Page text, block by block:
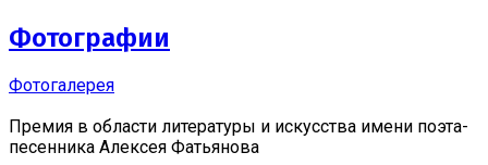
Фотографии
Фотогалерея
Премия в области литературы и искусства имени поэта-
песенника Алексея Фатьянова